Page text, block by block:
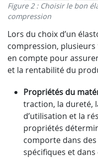
Figure 2 : Choisir le bon
compression
Lors du choix d’un
compression,
en compte pour
et la rentabilité du
Propriétés du
traction, la dureté,
d’utilisation et la
propriétés
comporte dans
spécifiques et